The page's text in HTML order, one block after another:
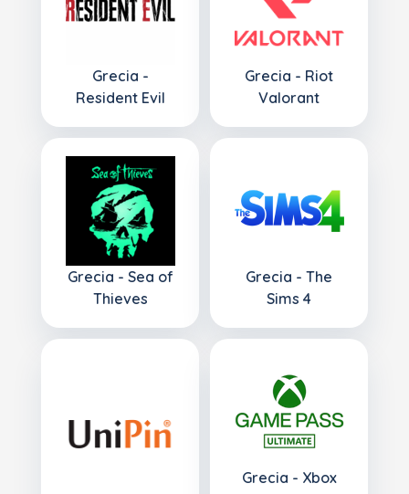
Grecia -
Resident Evil
Grecia - Riot
Valorant
Grecia - Sea of
Thieves
Grecia - The
Sims 4
Grecia - Xbox